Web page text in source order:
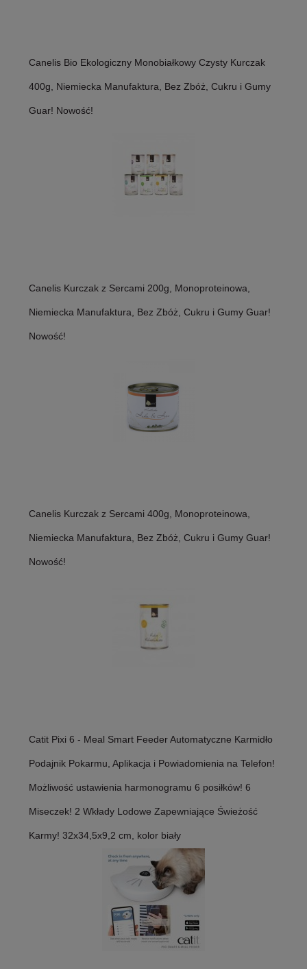
Canelis Bio Ekologiczny Monobiałkowy Czysty Kurczak
400g, Niemiecka Manufaktura, Bez Zbóż, Cukru i Gumy
Guar! Nowość!
Canelis Kurczak z Sercami 200g, Monoproteinowa,
Niemiecka Manufaktura, Bez Zbóż, Cukru i Gumy Guar!
Nowość!
Canelis Kurczak z Sercami 400g, Monoproteinowa,
Niemiecka Manufaktura, Bez Zbóż, Cukru i Gumy Guar!
Nowość!
Catit Pixi 6 - Meal Smart Feeder Automatyczne Karmidło
Podajnik Pokarmu, Aplikacja i Powiadomienia na Telefon!
Możliwość ustawienia harmonogramu 6 posiłków! 6
Miseczek! 2 Wkłady Lodowe Zapewniające Świeżość
Karmy! 32x34,5x9,2 cm, kolor biały